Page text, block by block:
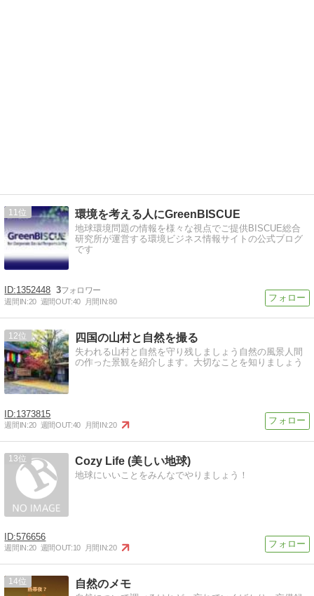
11 環境を考える人にGreenBISCUE
地球環境問題の情報を様々な視点でご提供BISCUE総合
研究所が運営する環境ビジネス情報サイトの公式ブログ
です
1352448 3
週間IN:20 週間OUT:40 月間IN:80
12 四国の山村と自然を撮る
失われる山村と自然を守り残しましょう自然の風景人間
の作った景観を紹介します。大切なことを知りましょう
1373815
週間IN:20 週間OUT:40 月間IN:20
13 Cozy Life (美しい地球)
地球にいいことをみんなでやりましょう！
576656
週間IN:20 週間OUT:10 月間IN:20
14 自然のメモ